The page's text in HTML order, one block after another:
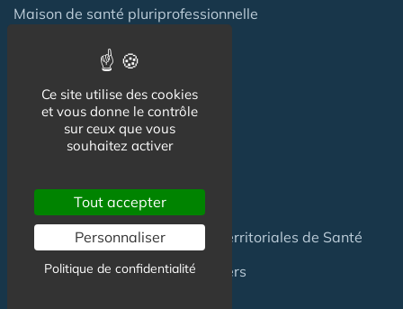
Maison de santé pluriprofessionnelle
Centre de Santé
Maison sport-santé
Centre de Soins et de Prévention
Communauté Professionnelles Territoriales de Santé
Hotel Patient & Hôtels Hospitaliers
Ce site utilise des cookies
et vous donne le contrôle
sur ceux que vous
souhaitez activer
Tout accepter
Personnaliser
Politique de confidentialité